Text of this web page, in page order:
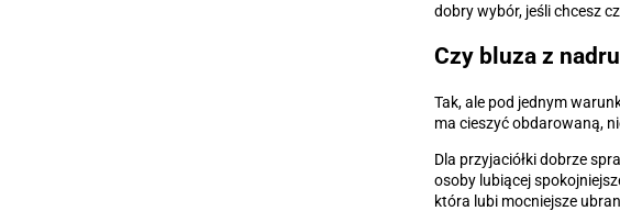
dobry wybór, jeśli chcesz
Czy bluza z
Tak, ale pod jednym
ma cieszyć obdarowaną,
Dla przyjaciółki dobrze
osoby lubiącej
która lubi mocniejsze